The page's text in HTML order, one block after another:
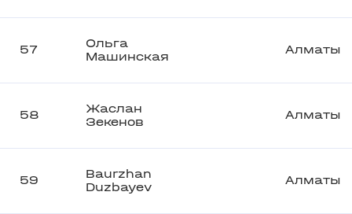
57
Ольга
Машинская
Алматы
58
Жаслан
Зекенов
Алматы
59
Baurzhan
Duzbayev
Алматы